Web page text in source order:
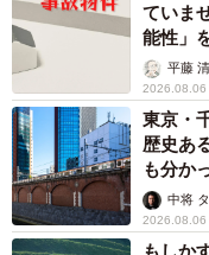
ていま
能性」
平藤
2026.08.06
東京・
歴史あ
も分か
して」
中将
2026.08.06
もしか